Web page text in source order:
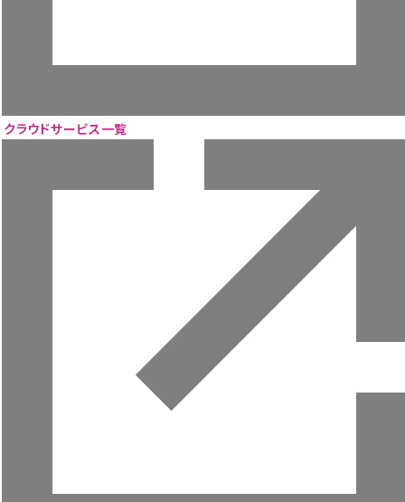
クラウドサービス一覧
ウェビナー